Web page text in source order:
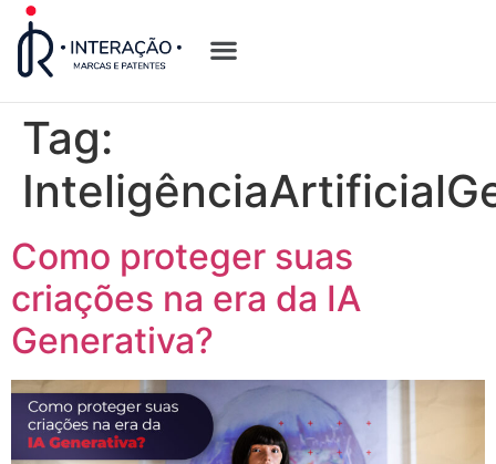
Tag:
Como proteger suas
criações na era da IA
Generativa?